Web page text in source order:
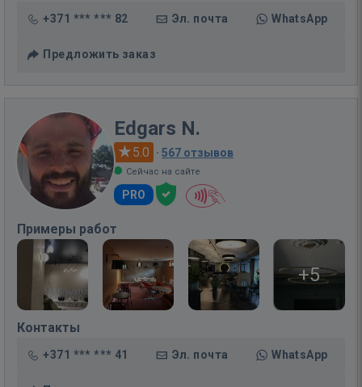
+371 *** *** 82 Эл. почта WhatsApp
Предложить заказ
Edgars N.
5.0 · 567 отзывов
Сейчас на сайте
PRO
Примеры работ
+5
Контакты
+371 *** *** 41 Эл. почта WhatsApp